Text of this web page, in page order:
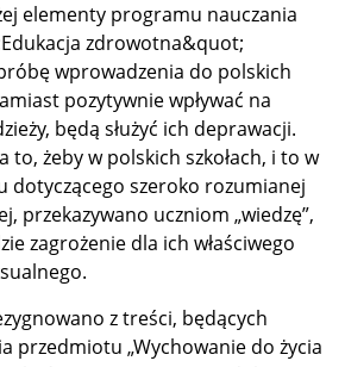
elementy programu nauczania
zdrowotna&quot;
wprowadzenia do polskich
pozytywnie wpływać na
będą służyć ich deprawacji.
to, żeby w polskich szkołach, i to w
dotyczącego szeroko rozumianej
przekazywano uczniom „wiedzę”,
zagrożenie dla ich właściwego
z treści, będących
przedmiotu „Wychowanie do życia